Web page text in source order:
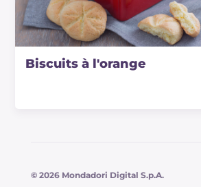
Biscuits à l'orange
© 2026 Mondadori Digital S.p.A.